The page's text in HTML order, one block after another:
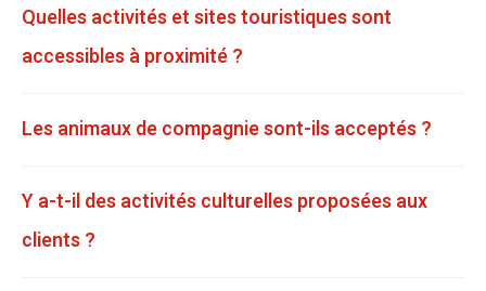
Quelles activités et sites touristiques sont
accessibles à proximité ?
Les animaux de compagnie sont-ils acceptés ?
Y a-t-il des activités culturelles proposées aux
clients ?